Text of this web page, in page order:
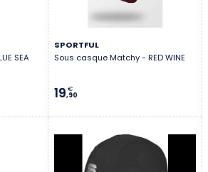
SEA
SPORTFUL
Sous casque Matchy - RED WINE
19,90
€